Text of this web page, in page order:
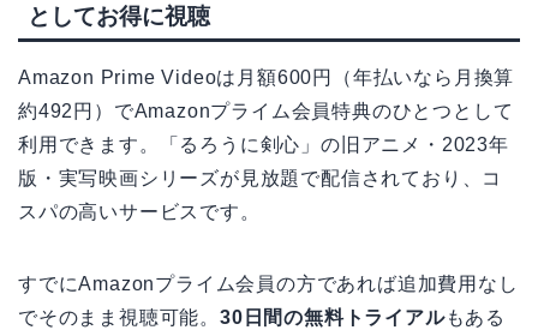
としてお得に視聴
Amazon Prime Videoは月額600円（年払いなら月換算
約492円）でAmazonプライム会員特典のひとつとして
利用できます。「るろうに剣心」の旧アニメ・2023年
版・実写映画シリーズが見放題で配信されており、コ
スパの高いサービスです。
すでにAmazonプライム会員の方であれば追加費用なし
でそのまま視聴可能。 30日間の無料トライアルもある